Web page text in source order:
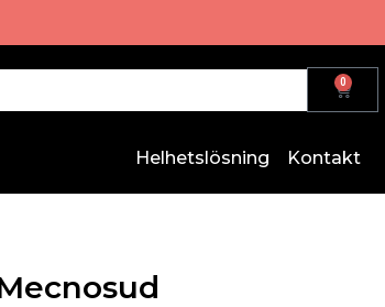
0
Helhetslösning Kontakt